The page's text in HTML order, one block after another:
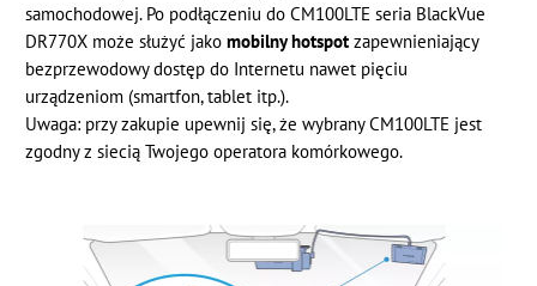
samochodowej. Po podłączeniu do CM100LTE seria BlackVue
DR770X może służyć jakomobilny hotspot zapewnieniający
bezprzewodowy dostęp do Internetu nawet pięciu
urządzeniom (smartfon, tablet itp.).
Uwaga: przy zakupie upewnij się, że wybrany CM100LTE jest
zgodny z siecią Twojego operatora komórkowego.